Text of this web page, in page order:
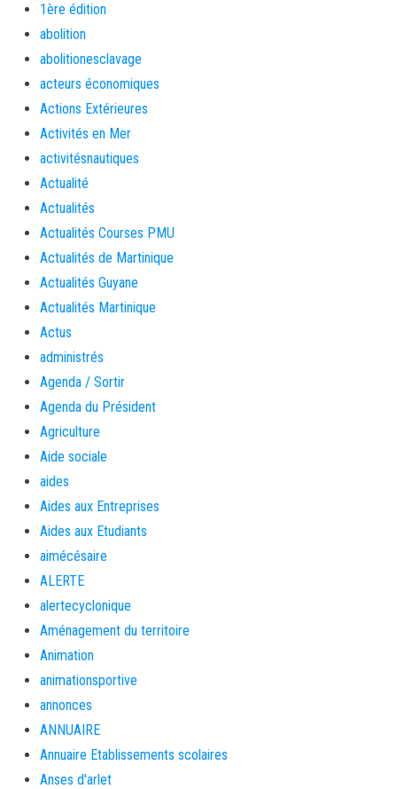
1ère édition
abolition
abolitionesclavage
acteurs économiques
Actions Extérieures
Activités en Mer
activitésnautiques
Actualité
Actualités
Actualités Courses PMU
Actualités de Martinique
Actualités Guyane
Actualités Martinique
Actus
administrés
Agenda / Sortir
Agenda du Président
Agriculture
Aide sociale
aides
Aides aux Entreprises
Aides aux Etudiants
aimécésaire
ALERTE
alertecyclonique
Aménagement du territoire
Animation
animationsportive
annonces
ANNUAIRE
Annuaire Etablissements scolaires
Anses d'arlet